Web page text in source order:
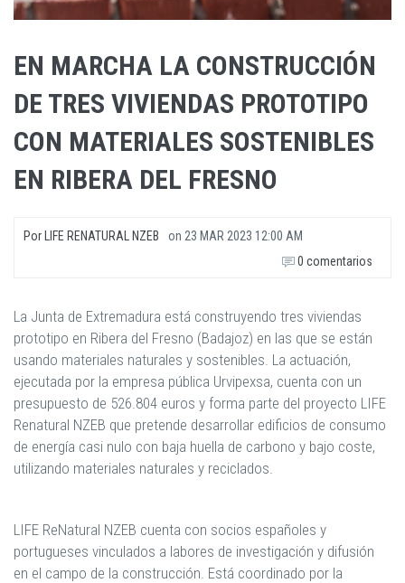
EN MARCHA LA CONSTRUCCIÓN
DE TRES VIVIENDAS PROTOTIPO
CON MATERIALES SOSTENIBLES
EN RIBERA DEL FRESNO
PorLIFE RENATURAL NZEB on 23 MAR 2023 12:00 AM
0 comentarios
La Junta de Extremadura está construyendo tres viviendas
prototipo en Ribera del Fresno (Badajoz) en las que se están
usando materiales naturales y sostenibles. La actuación,
ejecutada por la empresa pública Urvipexsa, cuenta con un
presupuesto de 526.804 euros y forma parte del proyecto LIFE
Renatural NZEB que pretende desarrollar edificios de consumo
de energía casi nulo con baja huella de carbono y bajo coste,
utilizando materiales naturales y reciclados.
LIFE ReNatural NZEB cuenta con socios españoles y
portugueses vinculados a labores de investigación y difusión
en el campo de la construcción. Está coordinado por la